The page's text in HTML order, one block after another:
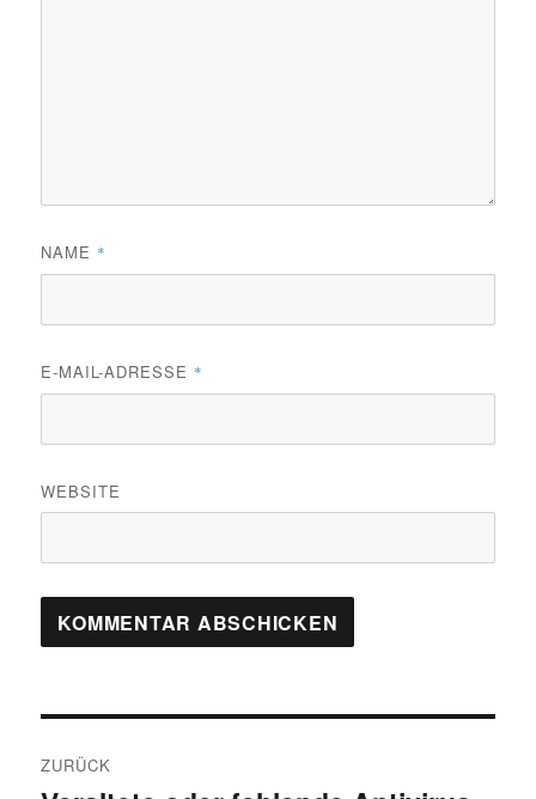
NAME *
E-MAIL-ADRESSE *
WEBSITE
ZURÜCK